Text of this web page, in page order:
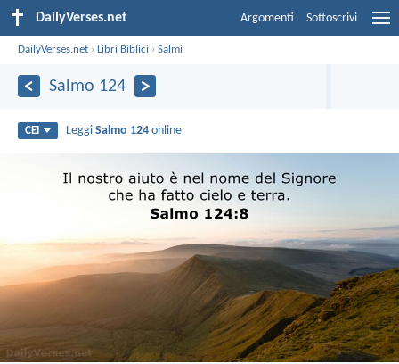
DailyVerses.net Argomenti Sottoscrivi
DailyVerses.net ›Libri Biblici ›Salmi
Salmo 124
CEI LeggiSalmo 124 online